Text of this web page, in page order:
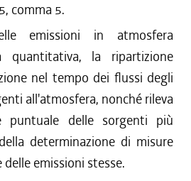
comma 5.
emissioni in atmosfera
quantitativa, la ripartizione
nel tempo dei flussi degli
all'atmosfera, nonché rileva
puntuale delle sorgenti più
determinazione di misure
emissioni stesse.